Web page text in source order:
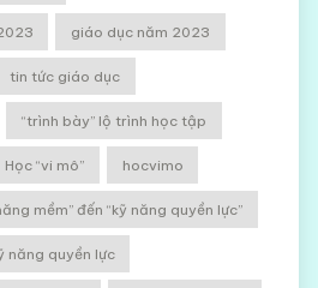
giáo dục năm 2023
tin tức giáo dục
“trình bày” lộ trình học tập
Học “vi mô” hocvimo
mềm” đến “kỹ năng quyền lực”
năng quyền lực